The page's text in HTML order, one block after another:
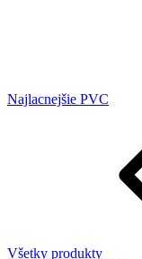
Najlacnejšie PVC
Všetky produkty